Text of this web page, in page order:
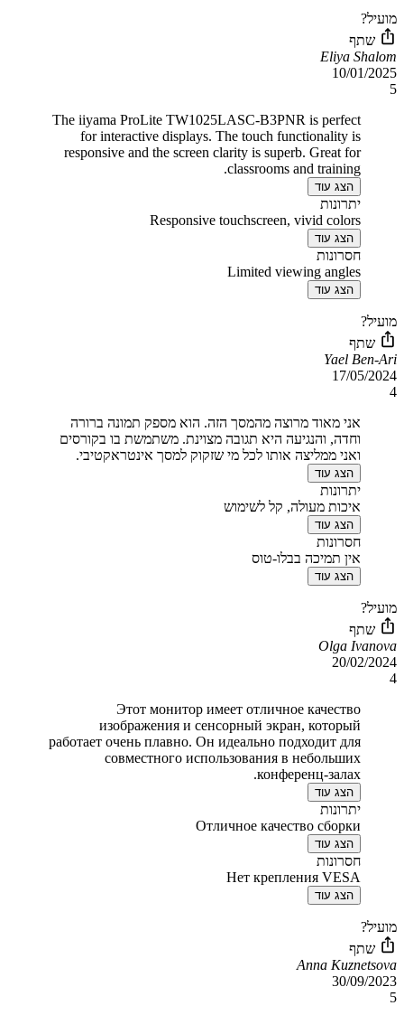
מועיל?
שתף
Eliya Shalom
10/01/2025
5
The iiyama ProLite TW1025LASC-B3PNR is perfect
for interactive displays. The touch functionality is
responsive and the screen clarity is superb. Great for
classrooms and training.
הצג עוד
יתרונות
Responsive touchscreen, vivid colors
הצג עוד
חסרונות
Limited viewing angles
הצג עוד
מועיל?
שתף
Yael Ben-Ari
17/05/2024
4
אני מאוד מרוצה מהמסך הזה. הוא מספק תמונה ברורה
וחדה, והנגיעה היא תגובה מצוינת. משתמשת בו בקורסים
ואני ממליצה אותו לכל מי שזקוק למסך אינטראקטיבי.
הצג עוד
יתרונות
איכות מעולה, קל לשימוש
הצג עוד
חסרונות
אין תמיכה בבלו-טוס
הצג עוד
מועיל?
שתף
Olga Ivanova
20/02/2024
4
Этот монитор имеет отличное качество
изображения и сенсорный экран, который
работает очень плавно. Он идеально подходит для
совместного использования в небольших
конференц-залах.
הצג עוד
יתרונות
Отличное качество сборки
הצג עוד
חסרונות
Нет крепления VESA
הצג עוד
מועיל?
שתף
Anna Kuznetsova
30/09/2023
5